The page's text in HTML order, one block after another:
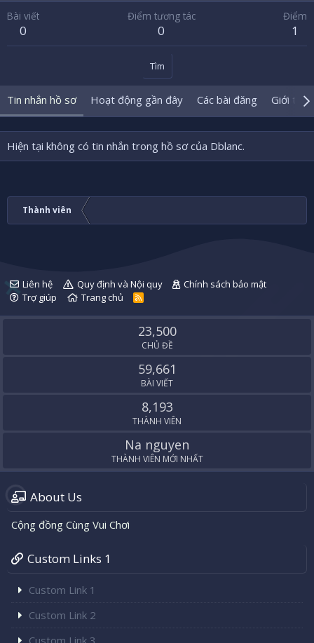
Bài viết
0
Điểm tương tác
0
Điểm
1
Tìm
Tin nhắn hồ sơ Hoạt động gần đây Các bài đăng Giới
Hiện tại không có tin nhắn trong hồ sơ của Dblanc.
Thành viên
Liên hệ Quy định và Nội quy
Chính sách bảo mật
Trợ giúp
Trang chủ
R
S
23,500
CHỦ ĐỀ
59,661
BÀI VIẾT
8,193
THÀNH VIÊN
Na nguyen
THÀNH VIÊN MỚI NHẤT
About Us
Cộng đồng Cùng Vui Chơi
Custom Links 1
Custom Link 1
Custom Link 2